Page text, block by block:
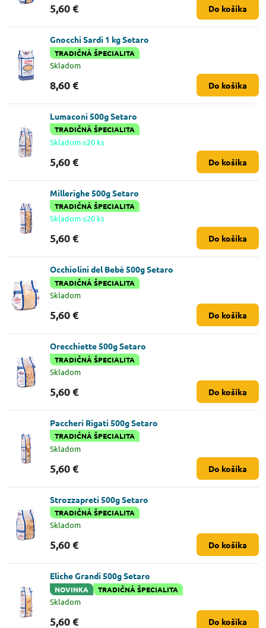
5,60 € Do košíka
Gnocchi Sardi 1 kg Setaro
TRADIČNÁ ŠPECIALITA
Skladom
8,60 € Do košíka
Lumaconi 500g Setaro
TRADIČNÁ ŠPECIALITA
Skladom ≤20 ks
5,60 € Do košíka
Millerighe 500g Setaro
TRADIČNÁ ŠPECIALITA
Skladom ≤20 ks
5,60 € Do košíka
Occhiolini del Bebè 500g Setaro
TRADIČNÁ ŠPECIALITA
Skladom
5,60 € Do košíka
Orecchiette 500g Setaro
TRADIČNÁ ŠPECIALITA
Skladom
5,60 € Do košíka
Paccheri Rigati 500g Setaro
TRADIČNÁ ŠPECIALITA
Skladom
5,60 € Do košíka
Strozzapreti 500g Setaro
TRADIČNÁ ŠPECIALITA
Skladom
5,60 € Do košíka
Eliche Grandi 500g Setaro
NOVINKA TRADIČNÁ ŠPECIALITA
Skladom
5,60 € Do košíka